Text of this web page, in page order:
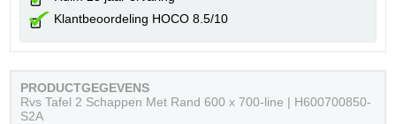
Klantbeoordeling HOCO 8.5/10
PRODUCTGEGEVENS
Rvs Tafel 2 Schappen Met Rand 600 x 700-line | H600700850-
S2A